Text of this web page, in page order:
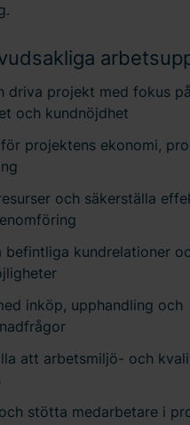
driva projekt med fokus
och kundnöjdhet
projektens ekonomi,
och säkerställa
befintliga kundrelationer
inköp, upphandling och
att arbetsmiljö- och
stötta medarbetare i